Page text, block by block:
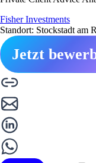
Fisher Investments
Standort: Stockstadt am
Jetzt